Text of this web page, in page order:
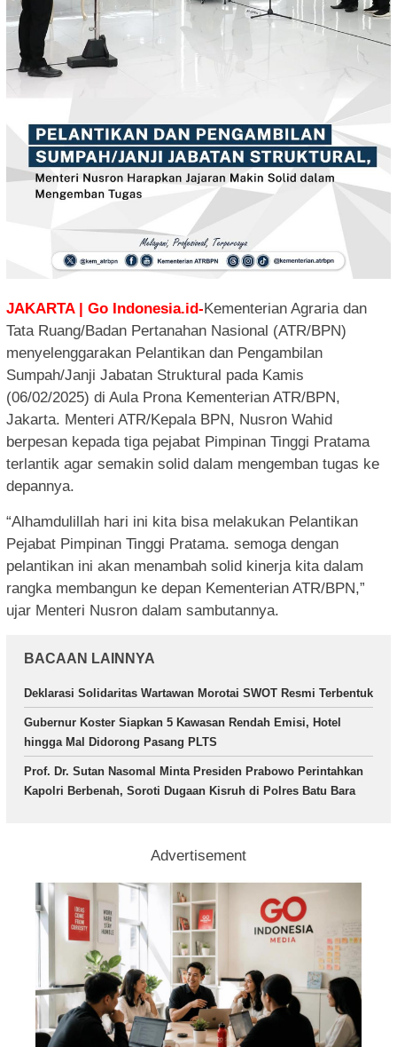
JAKARTA | Go Indonesia.id-Kementerian Agraria dan
Tata Ruang/Badan Pertanahan Nasional (ATR/BPN)
menyelenggarakan Pelantikan dan Pengambilan
Sumpah/Janji Jabatan Struktural pada Kamis
(06/02/2025) di Aula Prona Kementerian ATR/BPN,
Jakarta. Menteri ATR/Kepala BPN, Nusron Wahid
berpesan kepada tiga pejabat Pimpinan Tinggi Pratama
terlantik agar semakin solid dalam mengemban tugas ke
depannya.
“Alhamdulillah hari ini kita bisa melakukan Pelantikan
Pejabat Pimpinan Tinggi Pratama. semoga dengan
pelantikan ini akan menambah solid kinerja kita dalam
rangka membangun ke depan Kementerian ATR/BPN,”
ujar Menteri Nusron dalam sambutannya.
BACAAN LAINNYA
Deklarasi Solidaritas Wartawan Morotai SWOT Resmi Terbentuk
Gubernur Koster Siapkan 5 Kawasan Rendah Emisi, Hotel
hingga Mal Didorong Pasang PLTS
Prof. Dr. Sutan Nasomal Minta Presiden Prabowo Perintahkan
Kapolri Berbenah, Soroti Dugaan Kisruh di Polres Batu Bara
Advertisement